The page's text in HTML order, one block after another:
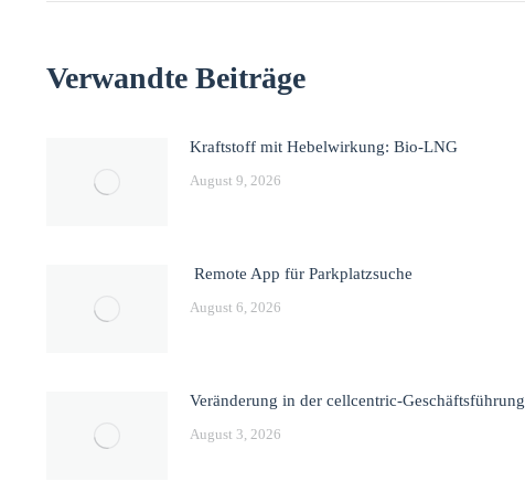
Verwandte Beiträge
Kraftstoff mit Hebelwirkung: Bio-LNG
August 9, 2026
Remote App für Parkplatzsuche
August 6, 2026
Veränderung in der cellcentric-Geschäftsführung
August 3, 2026